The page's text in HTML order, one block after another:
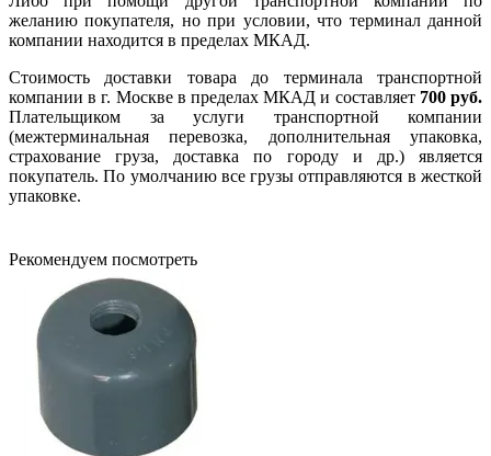
желанию покупателя, но при условии, что терминал данной
компании находится в пределах МКАД.
Стоимость доставки товара до терминала транспортной
компании в г. Москве в пределах МКАД и составляет 700 руб.
Плательщиком за услуги транспортной компании
(межтерминальная перевозка, дополнительная упаковка,
страхование груза, доставка по городу и др.) является
покупатель. По умолчанию все грузы отправляются в жесткой
упаковке.
Рекомендуем посмотреть